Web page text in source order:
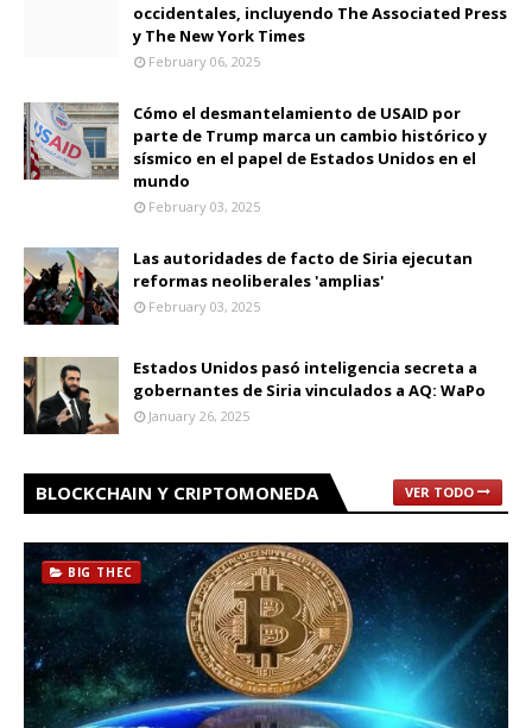
occidentales, incluyendo The Associated Press
y The New York Times
February 06, 2025
Cómo el desmantelamiento de USAID por
parte de Trump marca un cambio histórico y
sísmico en el papel de Estados Unidos en el
mundo
February 03, 2025
Las autoridades de facto de Siria ejecutan
reformas neoliberales 'amplias'
February 03, 2025
Estados Unidos pasó inteligencia secreta a
gobernantes de Siria vinculados a AQ: WaPo
January 26, 2025
BLOCKCHAIN Y CRIPTOMONEDA VER TODO
BIG THEC